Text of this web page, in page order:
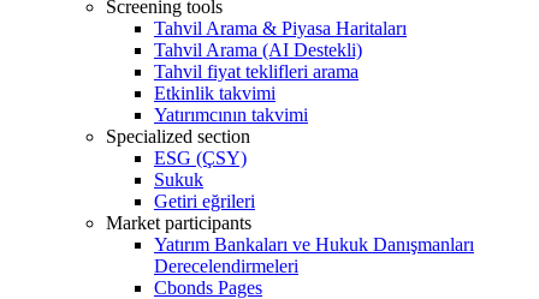
Screening tools
Tahvil Arama & Piyasa Haritaları
Tahvil Arama (AI Destekli)
Tahvil fiyat teklifleri arama
Etkinlik takvimi
Yatırımcının takvimi
Specialized section
ESG (ÇSY)
Sukuk
Getiri eğrileri
Market participants
Yatırım Bankaları ve Hukuk Danışmanları
Derecelendirmeleri
Cbonds Pages